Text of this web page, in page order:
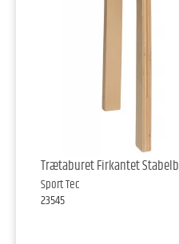
Trætaburet Firkantet
Sport Tec
23545